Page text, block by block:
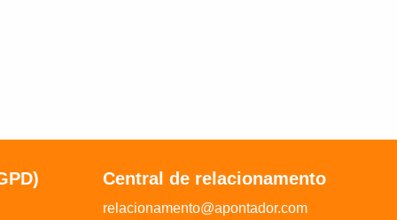
Central de relacionamento
relacionamento@apontador.com